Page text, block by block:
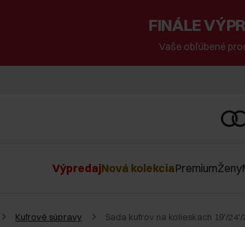
FINÁLE
Vaše obľúbené
VýpredajNová kolekciaPremiumŽeny
Kufrové súpravy Sada kufrov na kolieskach 19'/